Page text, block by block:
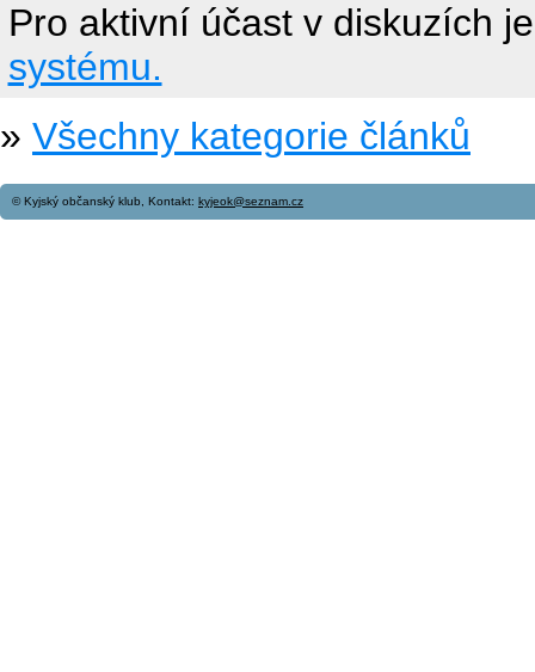
Pro aktivní účast v diskuzích
systému.
» Všechny kategorie článků
© Kyjský občanský klub, Kontakt: kyjeok@seznam.cz